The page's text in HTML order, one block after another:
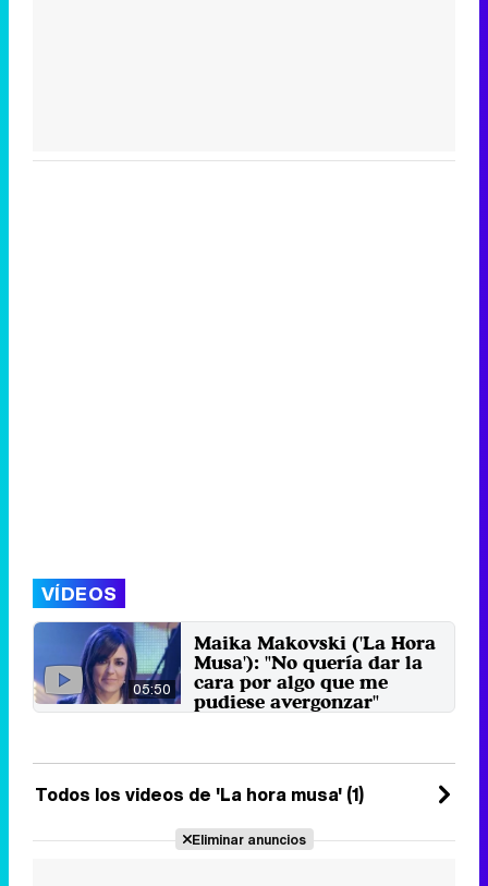
VÍDEOS
05:50
Maika Makovski ('La Hora
Musa'): "No quería dar la
cara por algo que me
pudiese avergonzar"
Todos los videos de 'La hora musa' (1)
Eliminar anuncios